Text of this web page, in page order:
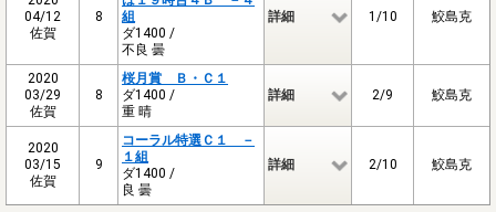
04/12
佐賀
8
組
ダ1400 /
不良 曇
詳細 1/10 鮫島克
2020
03/29
佐賀
8
桜月賞 Ｂ・Ｃ１
ダ1400 /
重 晴
詳細 2/9 鮫島克
2020
03/15
佐賀
9
コーラル特選Ｃ１ －
１組
ダ1400 /
良 曇
詳細 2/10 鮫島克